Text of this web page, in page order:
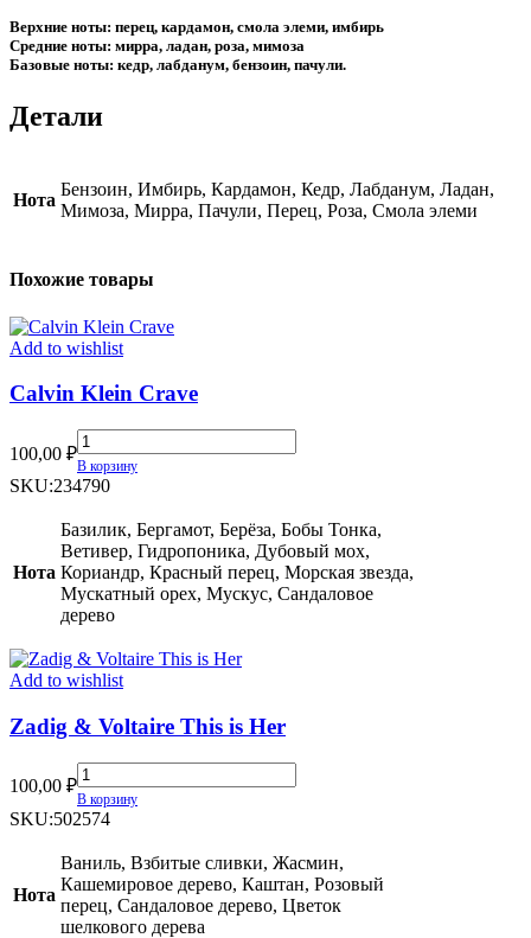
Верхние ноты: перец, кардамон, смола элеми, имбирь
Средние ноты: мирра, ладан, роза, мимоза
Базовые ноты: кедр, лабданум, бензоин, пачули.
Детали
Нота
Бензоин, Имбирь, Кардамон, Кедр, Лабданум, Ладан,
Мимоза, Мирра, Пачули, Перец, Роза, Смола элеми
Похожие товары
Add to wishlist
Calvin Klein Crave
100,00 ₽
Calvin
Klein
Crave
В корзину
SKU:234790
Нота
Базилик, Бергамот, Берёза, Бобы Тонка,
Ветивер, Гидропоника, Дубовый мох,
Кориандр, Красный перец, Морская звезда,
Мускатный орех, Мускус, Сандаловое
дерево
Add to wishlist
Zadig & Voltaire This is Her
100,00 ₽
Zadig
&
Voltaire
is
Her
quantity
В корзину
SKU:502574
Нота
Ваниль, Взбитые сливки, Жасмин,
Кашемировое дерево, Каштан, Розовый
перец, Сандаловое дерево, Цветок
шелкового дерева